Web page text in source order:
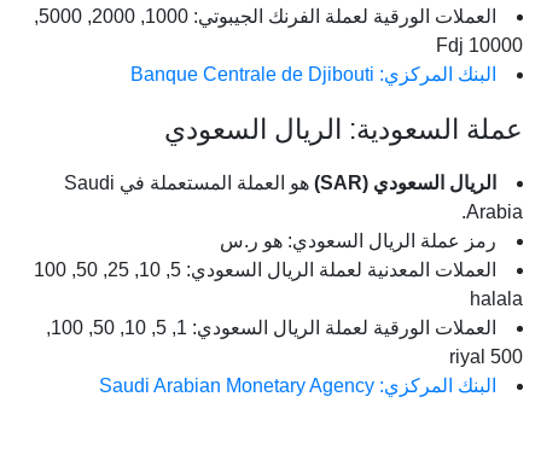
العملات الورقية لعملة الفرنك الجيبوتي: 1000, 2000, 5000,
10000 Fdj
البنك المركزي: Banque Centrale de Djibouti
عملة السعودية: الريال السعودي
الريال السعودي (SAR)
هو العملة المستعملة في Saudi
Arabia.
رمز عملة الريال السعودي: هو ر.س
العملات المعدنية لعملة الريال السعودي: 5, 10, 25, 50, 100
halala
العملات الورقية لعملة الريال السعودي: 1, 5, 10, 50, 100,
500 riyal
البنك المركزي: Saudi Arabian Monetary Agency